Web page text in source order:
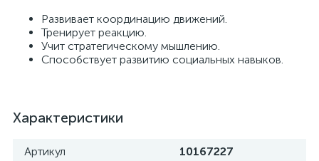
Развивает координацию движений.
Тренирует реакцию.
Учит стратегическому мышлению.
Способствует развитию социальных навыков.
Характеристики
Артикул
10167227